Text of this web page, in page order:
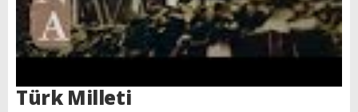
Türk Milleti